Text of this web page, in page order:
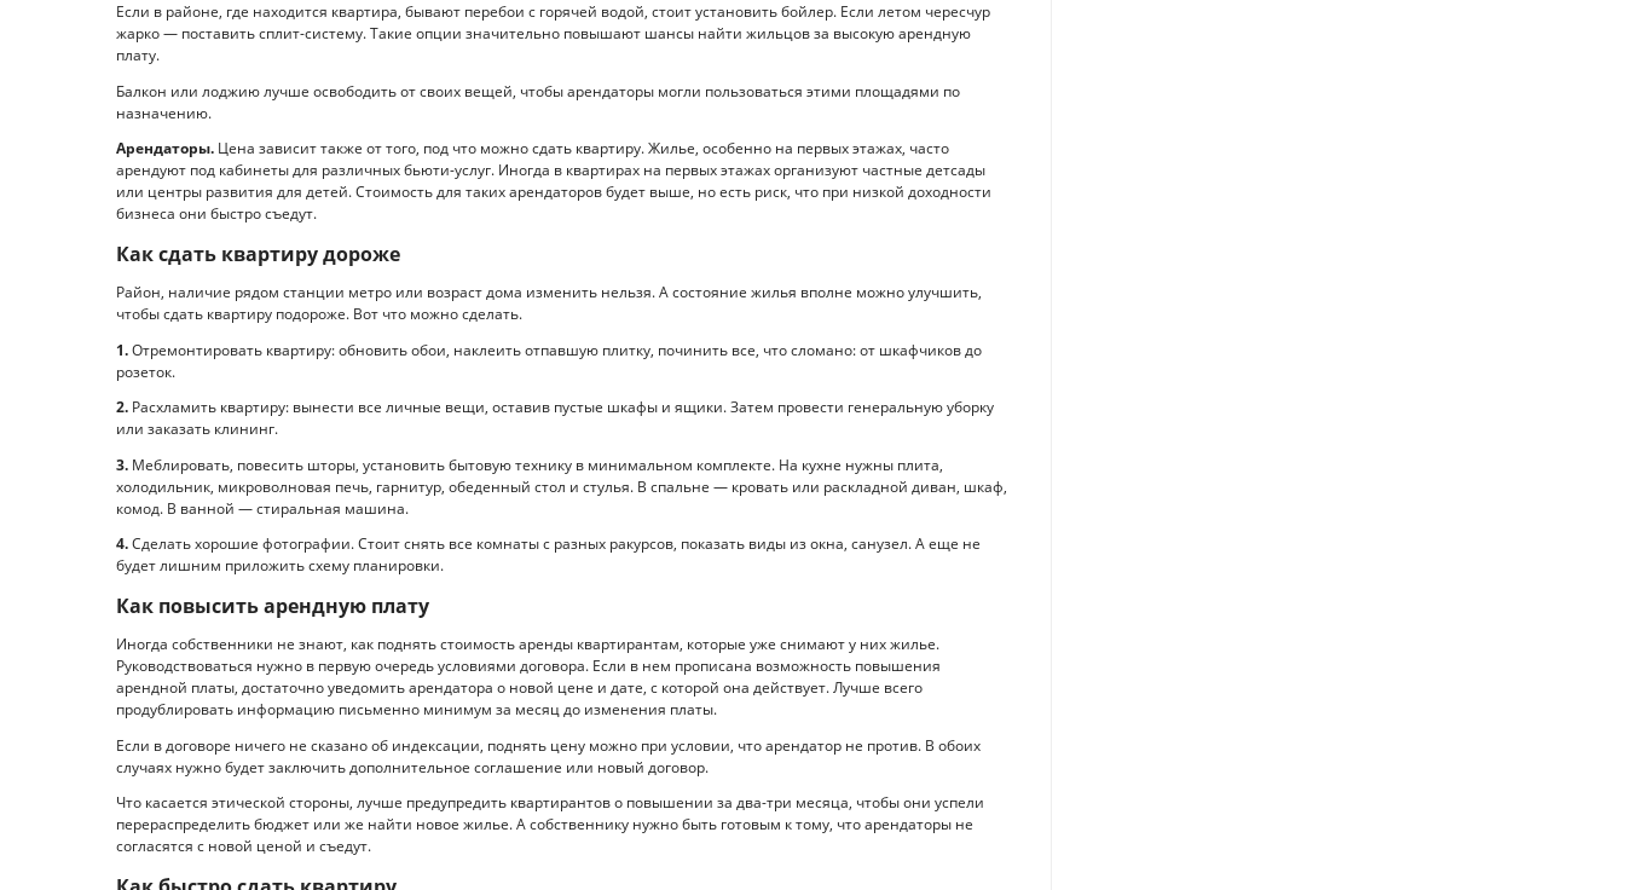
Если в районе, где находится квартира, бывают перебои с горячей водой, стоит установить бойлер. Если летом чересчур
жарко — поставить сплит-систему. Такие опции значительно повышают шансы найти жильцов за высокую арендную
плату.
Балкон или лоджию лучше освободить от своих вещей, чтобы арендаторы могли пользоваться этими площадями по
назначению.
Арендаторы. Цена зависит также от того, под что можно сдать квартиру. Жилье, особенно на первых этажах, часто
арендуют под кабинеты для различных бьюти-услуг. Иногда в квартирах на первых этажах организуют частные детсады
или центры развития для детей. Стоимость для таких арендаторов будет выше, но есть риск, что при низкой доходности
бизнеса они быстро съедут.
Как сдать квартиру дороже
Район, наличие рядом станции метро или возраст дома изменить нельзя. А состояние жилья вполне можно улучшить,
чтобы сдать квартиру подороже. Вот что можно сделать.
1.Отремонтировать квартиру: обновить обои, наклеить отпавшую плитку, починить все, что сломано: от шкафчиков до
розеток.
2. Расхламить квартиру: вынести все личные вещи, оставив пустые шкафы и ящики. Затем провести генеральную уборку
или заказать клининг.
3. Меблировать, повесить шторы, установить бытовую технику в минимальном комплекте. На кухне нужны плита,
холодильник, микроволновая печь, гарнитур, обеденный стол и стулья. В спальне — кровать или раскладной диван, шкаф,
комод. В ванной — стиральная машина.
4.Сделать хорошие фотографии. Стоит снять все комнаты с разных ракурсов, показать виды из окна, санузел. А еще не
будет лишним приложить схему планировки.
Как повысить арендную плату
Иногда собственники не знают, как поднять стоимость аренды квартирантам, которые уже снимают у них жилье.
Руководствоваться нужно в первую очередь условиями договора. Если в нем прописана возможность повышения
арендной платы, достаточно уведомить арендатора о новой цене и дате, с которой она действует. Лучше всего
продублировать информацию письменно минимум за месяц до изменения платы.
Если в договоре ничего не сказано об индексации, поднять цену можно при условии, что арендатор не против. В обоих
случаях нужно будет заключить дополнительное соглашение или новый договор.
Что касается этической стороны, лучше предупредить квартирантов о повышении за два-три месяца, чтобы они успели
перераспределить бюджет или же найти новое жилье. А собственнику нужно быть готовым к тому, что арендаторы не
согласятся с новой ценой и съедут.